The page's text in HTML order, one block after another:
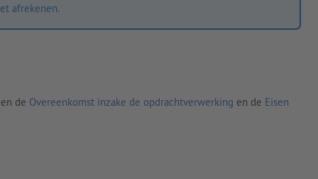
afrekenen.
de Overeenkomst inzake de opdrachtverwerking en de Eisen